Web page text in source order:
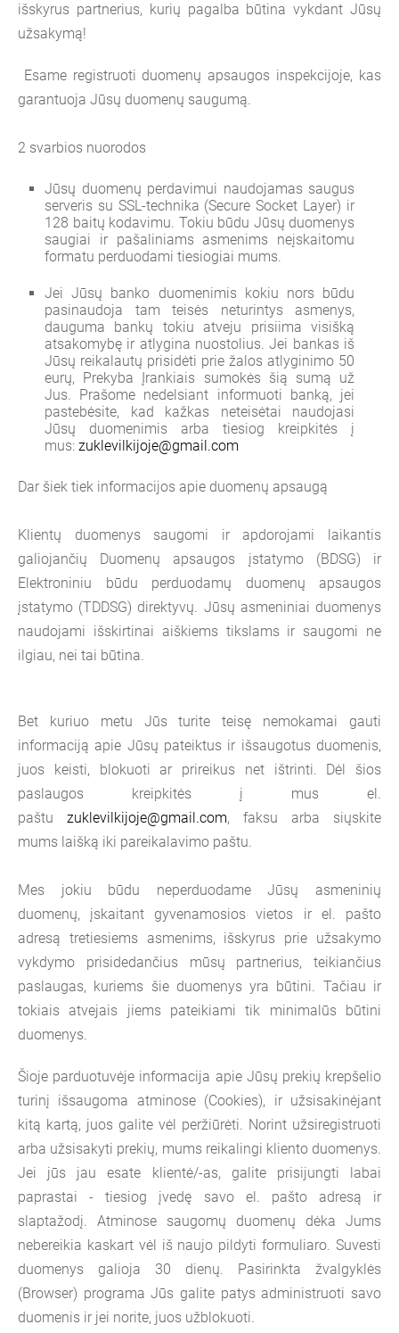
išskyrus partnerius, kurių pagalba būtina vykdant Jūsų
užsakymą!
Esame registruoti duomenų apsaugos inspekcijoje, kas
garantuoja Jūsų duomenų saugumą.
2 svarbios nuorodos
Jūsų duomenų perdavimui naudojamas saugus
serveris su SSL-technika (Secure Socket Layer) ir
128 baitų kodavimu. Tokiu būdu Jūsų duomenys
saugiai ir pašaliniams asmenims neįskaitomu
formatu perduodami tiesiogiai mums.
Jei Jūsų banko duomenimis kokiu nors būdu
pasinaudoja tam teisės neturintys asmenys,
dauguma bankų tokiu atveju prisiima visišką
atsakomybę ir atlygina nuostolius. Jei bankas iš
Jūsų reikalautų prisidėti prie žalos atlyginimo 50
eurų, Prekyba Įrankiais sumokės šią sumą už
Jus. Prašome nedelsiant informuoti banką, jei
pastebėsite, kad kažkas neteisėtai naudojasi
Jūsų duomenimis arba tiesiog kreipkitės į
mus: zuklevilkijoje@gmail.com
Dar šiek tiek informacijos apie duomenų apsaugą
Klientų duomenys saugomi ir apdorojami laikantis
galiojančių Duomenų apsaugos įstatymo (BDSG) ir
Elektroniniu būdu perduodamų duomenų apsaugos
įstatymo (TDDSG) direktyvų. Jūsų asmeniniai duomenys
naudojami išskirtinai aiškiems tikslams ir saugomi ne
ilgiau, nei tai būtina.
Bet kuriuo metu Jūs turite teisę nemokamai gauti
informaciją apie Jūsų pateiktus ir išsaugotus duomenis,
juos keisti, blokuoti ar prireikus net ištrinti. Dėl šios
paslaugos kreipkitės į mus el.
paštu zuklevilkijoje@gmail.com, faksu arba siųskite
mums laišką iki pareikalavimo paštu.
Mes jokiu būdu neperduodame Jūsų asmeninių
duomenų, įskaitant gyvenamosios vietos ir el. pašto
adresą tretiesiems asmenims, išskyrus prie užsakymo
vykdymo prisidedančius mūsų partnerius, teikiančius
paslaugas, kuriems šie duomenys yra būtini. Tačiau ir
tokiais atvejais jiems pateikiami tik minimalūs būtini
duomenys.
Šioje parduotuvėje informacija apie Jūsų prekių krepšelio
turinį išsaugoma atminose (Cookies), ir užsisakinėjant
kitą kartą, juos galite vėl peržiūrėti. Norint užsiregistruoti
arba užsisakyti prekių, mums reikalingi kliento duomenys.
Jei jūs jau esate klientė/-as, galite prisijungti labai
paprastai - tiesiog įvedę savo el. pašto adresą ir
slaptažodį. Atminose saugomų duomenų dėka Jums
nebereikia kaskart vėl iš naujo pildyti formuliaro. Suvesti
duomenys galioja 30 dienų. Pasirinkta žvalgyklės
(Browser) programa Jūs galite patys administruoti savo
duomenis ir jei norite, juos užblokuoti.